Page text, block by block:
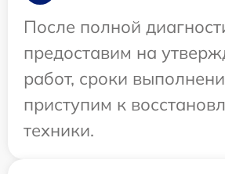
После полной
предоставим на
работ, сроки
приступим к
техники.